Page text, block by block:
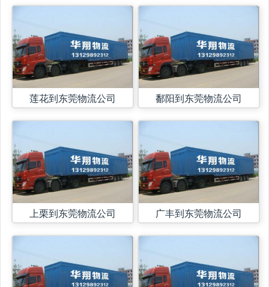
莲花到东莞物流公司
上栗到东莞物流公司
鄱阳到东莞物流公司
广丰到东莞物流公司